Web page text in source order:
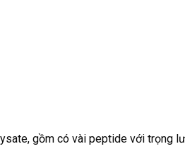
gồm có vài peptide với trọng